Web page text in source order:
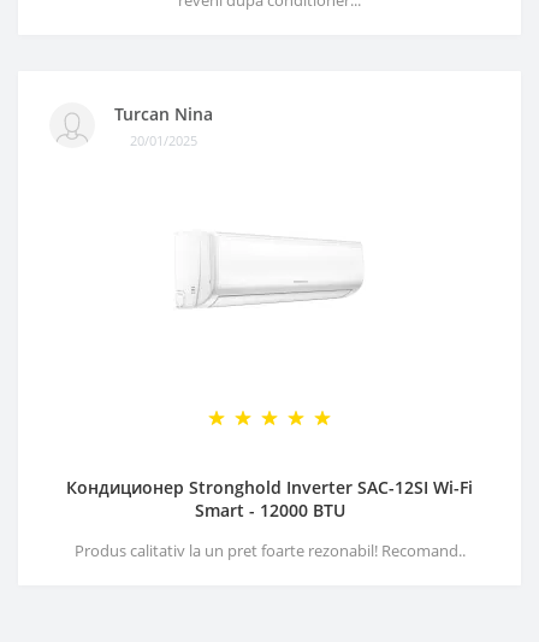
Turcan Nina
20/01/2025
Кондиционер Stronghold Inverter SAC-12SI Wi-Fi
Smart - 12000 BTU
Produs calitativ la un pret foarte rezonabil! Recomand..